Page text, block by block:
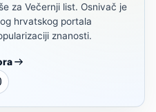
za Večernji list. Osnivač je
hrvatskog portala
znanosti.